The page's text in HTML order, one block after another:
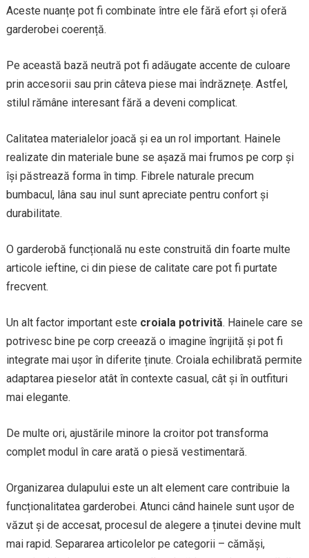
Aceste nuanțe pot fi combinate între ele fără efort și oferă
garderobei coerență.
Pe această bază neutră pot fi adăugate accente de culoare
prin accesorii sau prin câteva piese mai îndrăznețe. Astfel,
stilul rămâne interesant fără a deveni complicat.
Calitatea materialelor joacă și ea un rol important. Hainele
realizate din materiale bune se așază mai frumos pe corp și
își păstrează forma în timp. Fibrele naturale precum
bumbacul, lâna sau inul sunt apreciate pentru confort și
durabilitate.
O garderobă funcțională nu este construită din foarte multe
articole ieftine, ci din piese de calitate care pot fi purtate
frecvent.
Un alt factor important este croiala potrivită. Hainele care se
potrivesc bine pe corp creează o imagine îngrijită și pot fi
integrate mai ușor în diferite ținute. Croiala echilibrată permite
adaptarea pieselor atât în contexte casual, cât și în outfituri
mai elegante.
De multe ori, ajustările minore la croitor pot transforma
complet modul în care arată o piesă vestimentară.
Organizarea dulapului este un alt element care contribuie la
funcționalitatea garderobei. Atunci când hainele sunt ușor de
văzut și de accesat, procesul de alegere a ținutei devine mult
mai rapid. Separarea articolelor pe categorii – cămăși,